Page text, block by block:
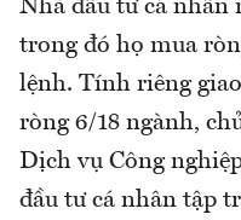
Nhà đầu tư cá nhân
trong đó họ mua
lệnh. Tính riêng
ròng 6/18 ngành,
Dịch vụ Công
đầu tư cá nhân tập